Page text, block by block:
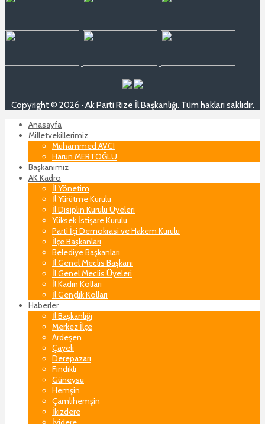
Copyright © 2026 · Ak Parti Rize İl Başkanlığı. Tüm hakları saklıdır.
Anasayfa
Milletvekillerimiz
Muhammed AVCI
Harun MERTOĞLU
Başkanımız
AK Kadro
İl Yönetim
İl Yürütme Kurulu
İl Disiplin Kurulu Üyeleri
Yüksek İstişare Kurulu
Parti İçi Demokrasi ve Hakem Kurulu
İlçe Başkanları
Belediye Başkanları
İl Genel Meclis Başkanı
İl Genel Meclis Üyeleri
İl Kadın Kolları
İl Gençlik Kolları
Haberler
İl Başkanlığı
Merkez İlçe
Ardeşen
Çayeli
Derepazarı
Fındıklı
Güneysu
Hemşin
Çamlıhemşin
İkizdere